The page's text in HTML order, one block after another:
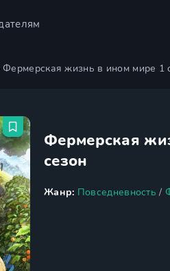
Фермерская жизнь в ином мире 1
Фермерская
сезон
Жанр: Повседневность /